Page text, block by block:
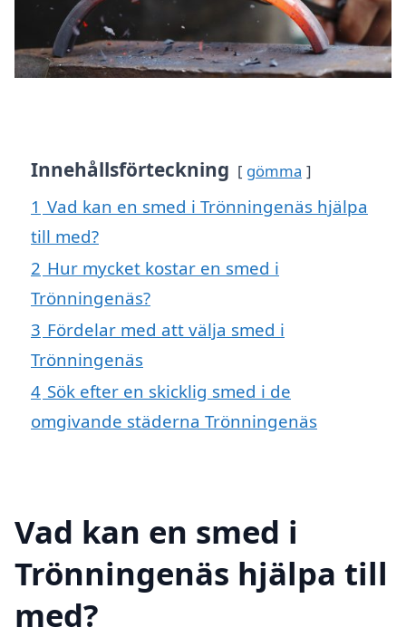
Innehållsförteckning gömma
1 Vad kan en smed i Trönningenäs hjälpa
till med?
2 Hur mycket kostar en smed i
Trönningenäs?
3 Fördelar med att välja smed i
Trönningenäs
4 Sök efter en skicklig smed i de
omgivande städerna Trönningenäs
Vad kan en smed i
Trönningenäs hjälpa till
med?